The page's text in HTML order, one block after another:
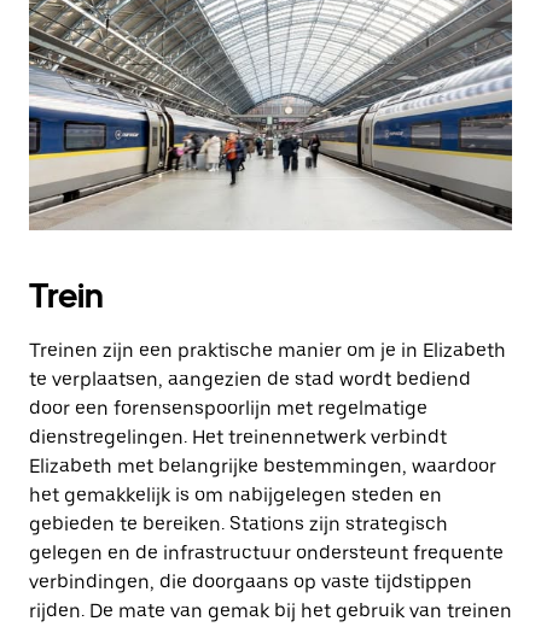
Trein
Treinen zijn een praktische manier om je in Elizabeth
te verplaatsen, aangezien de stad wordt bediend
door een forensenspoorlijn met regelmatige
dienstregelingen. Het treinennetwerk verbindt
Elizabeth met belangrijke bestemmingen, waardoor
het gemakkelijk is om nabijgelegen steden en
gebieden te bereiken. Stations zijn strategisch
gelegen en de infrastructuur ondersteunt frequente
verbindingen, die doorgaans op vaste tijdstippen
rijden. De mate van gemak bij het gebruik van treinen